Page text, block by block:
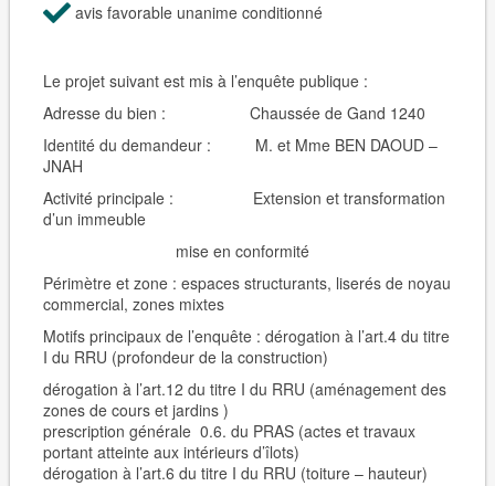
avis favorable unanime conditionné
Le projet suivant est mis à l’enquête publique :
Adresse du bien : Chaussée de Gand 1240
Identité du demandeur :
M. et MmeBEN DAOUD –
JNAH
Activité principale : Extension et transformation
d’un immeuble
mise en conformité
Périmètre et zone : espaces structurants, liserés de noyau
commercial, zones mixtes
Motifs principaux de l’enquête : dérogation à l’art.4 du titre
I du RRU (profondeur de la construction)
dérogation à l’art.12 du titre I du RRU (aménagement des
zones de cours et jardins )
prescription générale 0.6. du PRAS (actes et travaux
portant atteinte aux intérieurs d’îlots)
dérogation à l’art.6 du titre I du RRU (toiture – hauteur)